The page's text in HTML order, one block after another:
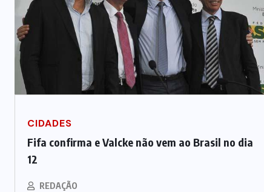
CIDADES
Fifa confirma e Valcke não vem ao Brasil no dia
12
REDAÇÃO